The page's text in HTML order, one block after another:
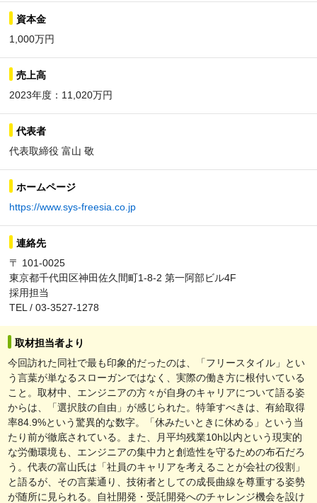
資本金
1,000万円
売上高
2023年度：11,020万円
代表者
代表取締役 富山 敬
ホームページ
https://www.sys-freesia.co.jp
連絡先
〒 101-0025
東京都千代田区神田佐久間町1-8-2 第一阿部ビル4F
採用担当
TEL / 03-3527-1278
取材担当者より
今回訪れた同社で最も印象的だったのは、「フリースタイル」とい
う言葉が単なるスローガンではなく、実際の働き方に根付いている
こと。取材中、エンジニアの方々が自身のキャリアについて語る姿
からは、「選択肢の自由」が感じられた。特筆すべきは、有給取得
率84.9%という驚異的な数字。「休みたいときに休める」という当
たり前が徹底されている。また、月平均残業10h以内という現実的
な労働環境も、エンジニアの集中力と創造性を守るための布石だろ
う。代表の富山氏は「社員のキャリアを考えることが会社の役割」
と語るが、その言葉通り、技術者としての成長曲線を尊重する姿勢
が随所に見られる。自社開発・受託開発へのチャレンジ機会を設け